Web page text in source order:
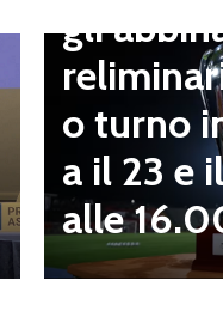
gli
o turno
a il 23 e
alle